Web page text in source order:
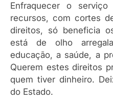
Enfraquecer o
recursos, com cortes
direitos, só beneficia
está de olho
educação, a saúde, a
Querem estes direitos
quem tiver dinheiro.
do Estado.